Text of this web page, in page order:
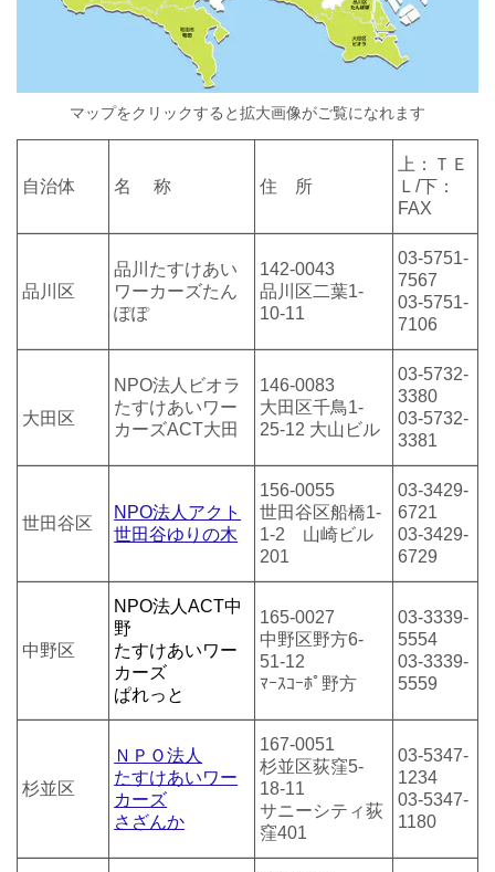
マップをクリックすると拡大画像がご覧になれます
自治体 名 称 住 所
上：ＴＥ
Ｌ/下：
FAX
品川区
品川たすけあい
ワーカーズたん
ぽぽ
142-0043
品川区二葉1-
10-11
03-5751-
7567
03-5751-
7106
大田区
NPO法人ビオラ
たすけあいワー
カーズACT大田
146-0083
大田区千鳥1-
25-12 大山ビル
03-5732-
3380
03-5732-
3381
世田谷区
NPO法人アクト
世田谷ゆりの木
156-0055
世田谷区船橋1-
1-2 山崎ビル
201
03-3429-
6721
03-3429-
6729
中野区
NPO法人ACT中
野
たすけあいワー
カーズ
ぱれっと
165-0027
中野区野方6-
51-12
ﾏｰｽｺｰﾎﾟ野方
03-3339-
5554
03-3339-
5559
杉並区
ＮＰＯ法人
たすけあいワー
カーズ
さざんか
167-0051
杉並区荻窪5-
18-11
サニーシティ荻
窪401
03-5347-
1234
03-5347-
1180